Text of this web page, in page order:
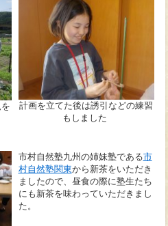
計画を立てた後は誘引などの練習
もしました
市村自然塾九州の姉妹塾である市
村自然塾関東から新茶をいただき
ましたので、昼食の際に塾生たち
にも新茶を味わっていただきまし
た。